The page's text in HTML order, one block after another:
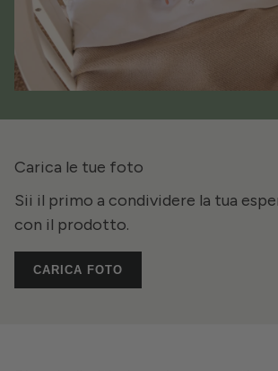
Carica le tue foto
Sii il primo a condividere la tua
con il prodotto.
CARICA FOTO